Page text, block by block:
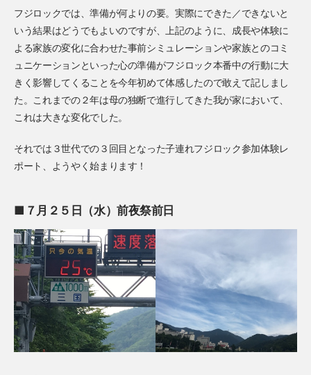
フジロックでは、準備が何よりの要。実際にできた／できないと
いう結果はどうでもよいのですが、上記のように、成長や体験に
よる家族の変化に合わせた事前シミュレーションや家族とのコミ
ュニケーションといった心の準備がフジロック本番中の行動に大
きく影響してくることを今年初めて体感したので敢えて記しまし
た。これまでの２年は母の独断で進行してきた我が家において、
これは大きな変化でした。
それでは３世代での３回目となった子連れフジロック参加体験レ
ポート、ようやく始まります！
■７月２５日（水）前夜祭前日